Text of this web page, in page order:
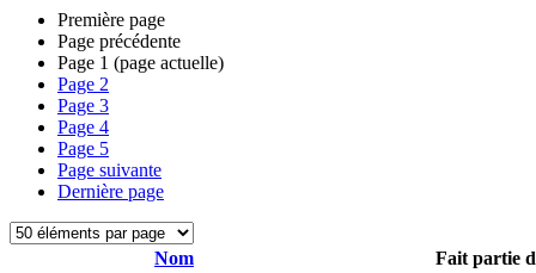
Première page
Page précédente
Page 1 (page actuelle)
Page 2
Page 3
Page 4
Page 5
Page suivante
Dernière page
Nom
Fait partie